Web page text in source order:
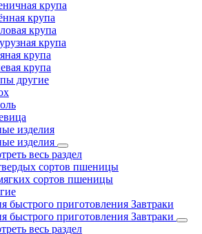
крупа
крупа
крупа
крупа
крупа
крупа
другие
изделия
изделия
весь раздел
сортов пшеницы
сортов пшеницы
быстрого приготовления Завтраки
быстрого приготовления Завтраки
весь раздел